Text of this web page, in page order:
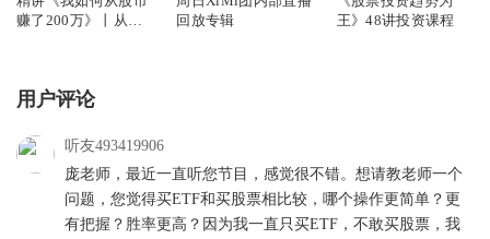
赚了200万》丨从投
回放专辑
王》48讲投资课程
用户评论
听友493419906
庞老师，最近一直听您节目，感觉很不错。想请教老师一个
问题，您觉得买ETF和买股票相比较，哪个操作更简单？更
有把握？胜率更高？因为我一直只买ETF，不敢买股票，我